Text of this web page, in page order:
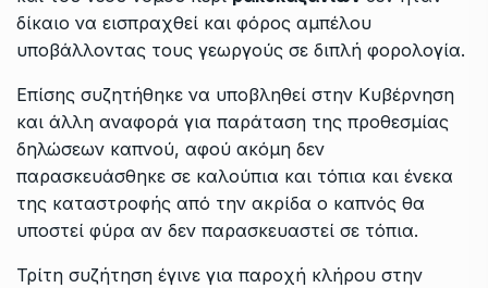
δίκαιο να εισπραχθεί και φόρος αμπέλου
υποβάλλοντας τους γεωργούς σε διπλή φορολογία.
Επίσης συζητήθηκε να υποβληθεί στην Κυβέρνηση
και άλλη αναφορά για παράταση της προθεσμίας
δηλώσεων καπνού, αφού ακόμη δεν
παρασκευάσθηκε σε καλούπια και τόπια και ένεκα
της καταστροφής από την ακρίδα ο καπνός θα
υποστεί φύρα αν δεν παρασκευαστεί σε τόπια.
Τρίτη συζήτηση έγινε για παροχή κλήρου στην